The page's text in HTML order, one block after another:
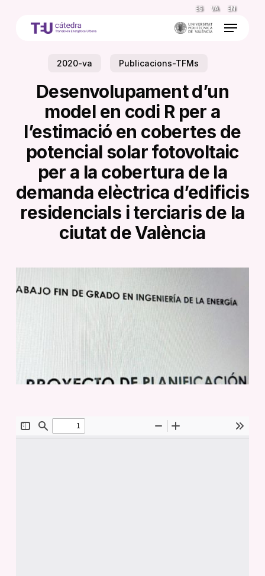
ES VA EN
Menu
2020-va Publicacions-TFMs
Desenvolupament d’un
model en codi R per a
l’estimació en cobertes de
potencial solar fotovoltaic
per a la cobertura de la
demanda elèctrica d’edificis
residencials i terciaris de la
ciutat de València